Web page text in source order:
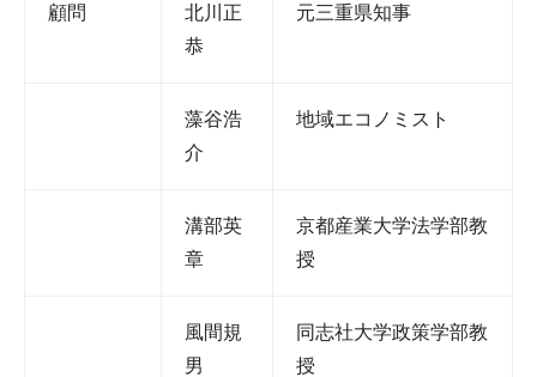
顧問
北川正
恭
元三重県知事
藻谷浩
介
地域エコノミスト
溝部英
章
京都産業大学法学部教
授
風間規
男
同志社大学政策学部教
授